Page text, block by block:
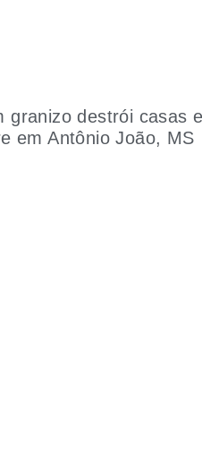
granizo destrói casas
em Antônio João, MS